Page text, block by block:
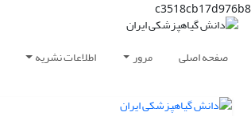
c3518cb17d976b8
صفحه اصلی مرور اطلاعات نشریه